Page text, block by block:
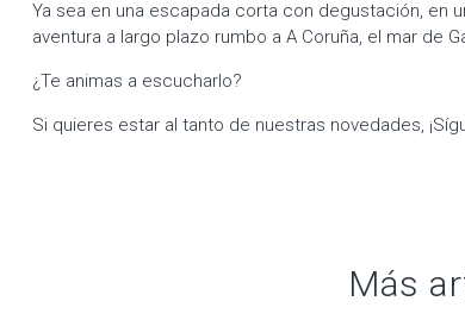
Ya sea en una escapada corta con degustación, en
aventura a largo plazo rumbo a A Coruña, el mar de
¿Te animas a escucharlo?
Si quieres estar al tanto de nuestras novedades,
Más